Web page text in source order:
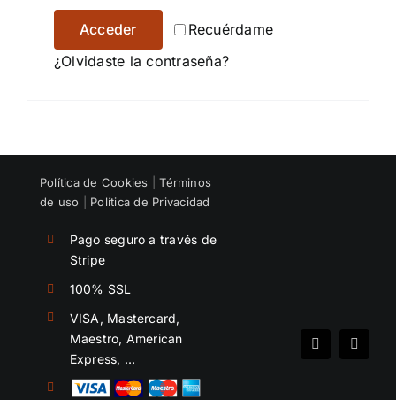
Recuérdame
Acceder
¿Olvidaste la contraseña?
Política de Cookies |Términos
de uso
Política de Privacidad
Pago seguro a través de
Stripe
100% SSL
VISA, Mastercard,
Maestro, American
Express, …
Spotify